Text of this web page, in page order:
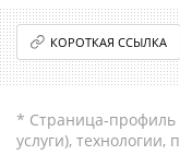
КОРОТКАЯ ССЫЛКА
* Страница-профиль
услуги), технологии,